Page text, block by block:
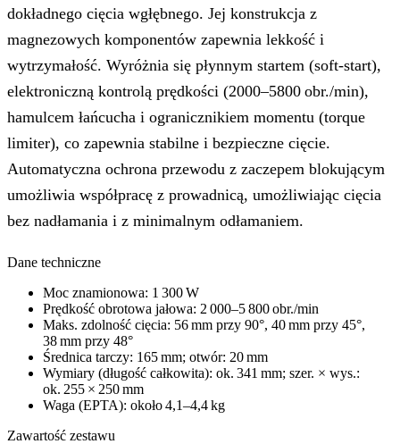
dokładnego cięcia wgłębnego. Jej konstrukcja z
magnezowych komponentów zapewnia lekkość i
wytrzymałość. Wyróżnia się płynnym startem (soft‑start),
elektroniczną kontrolą prędkości (2000–5800 obr./min),
hamulcem łańcucha i ogranicznikiem momentu (torque
limiter), co zapewnia stabilne i bezpieczne cięcie.
Automatyczna ochrona przewodu z zaczepem blokującym
umożliwia współpracę z prowadnicą, umożliwiając cięcia
bez nadłamania i z minimalnym odłamaniem.
Dane techniczne
Moc znamionowa: 1 300 W
Prędkość obrotowa jałowa: 2 000–5 800 obr./min
Maks. zdolność cięcia: 56 mm przy 90°, 40 mm przy 45°,
38 mm przy 48°
Średnica tarczy: 165 mm; otwór: 20 mm
Wymiary (długość całkowita): ok. 341 mm; szer. × wys.:
ok. 255 × 250 mm
Waga (EPTA): około 4,1–4,4 kg
Zawartość zestawu